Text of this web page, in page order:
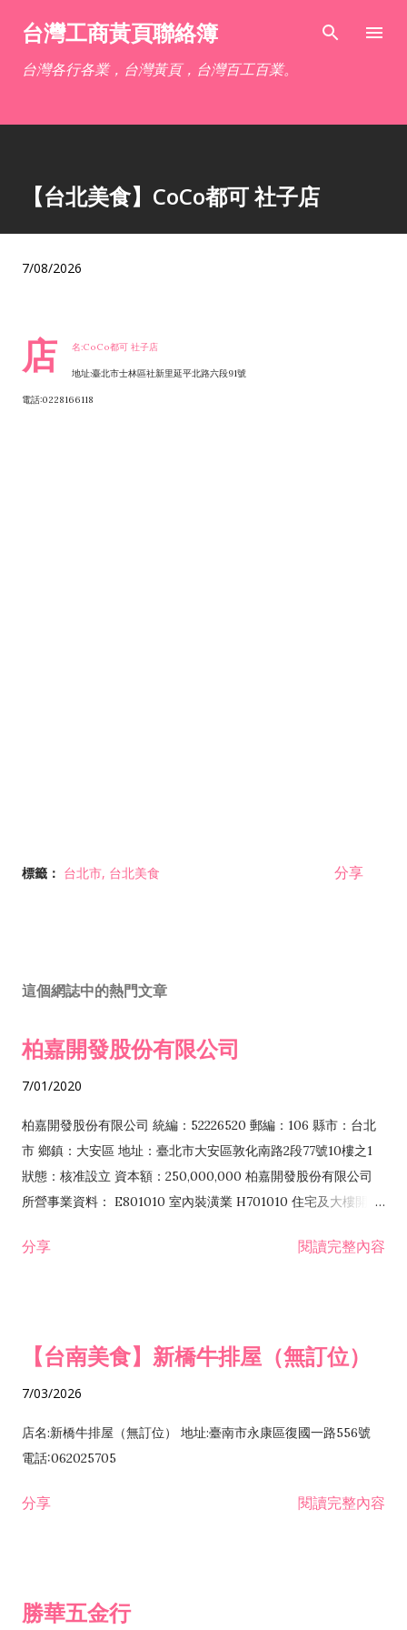
跳到主要內容
台灣工商黃頁聯絡簿
台灣各行各業，台灣黃頁，台灣百工百業。
【台北美食】CoCo都可 社子店
7/08/2026
店 名:CoCo都可 社子店
地址:臺北市士林區社新里延平北路六段91號
電話:0228166118
標籤： 台北市 台北美食 分享
這個網誌中的熱門文章
柏嘉開發股份有限公司
7/01/2020
柏嘉開發股份有限公司 統編：52226520 郵編：106 縣市：台北
市 鄉鎮：大安區 地址：臺北市大安區敦化南路2段77號10樓之1
狀態：核准設立 資本額：250,000,000 柏嘉開發股份有限公司
所營事業資料： E801010 室內裝潢業 H701010 住宅及大樓開發
發業 H703090 不動產買賣業 H703100 不動產租賃業 I503010
分享 閱讀完整內容
【台南美食】新橋牛排屋（無訂位）
7/03/2026
店名:新橋牛排屋（無訂位） 地址:臺南市永康區復國一路556號
電話:062025705
分享 閱讀完整內容
勝華五金行